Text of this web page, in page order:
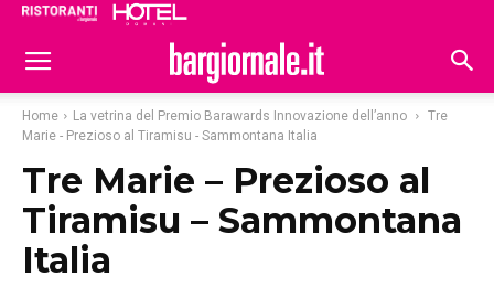
Home La vetrina del Premio Barawards Innovazione dell’anno
Tre
Marie - Prezioso al Tiramisu - Sammontana Italia
Tre Marie – Prezioso al
Tiramisu – Sammontana
Italia